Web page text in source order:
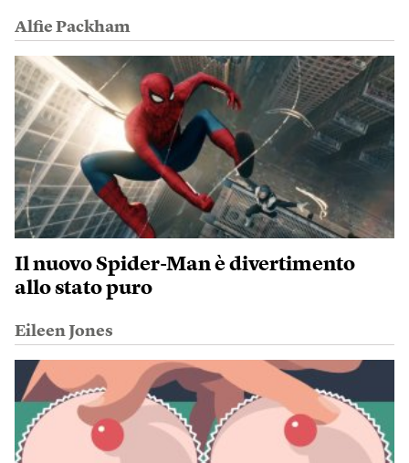
Alfie Packham
Il nuovo Spider-Man è divertimento
allo stato puro
Eileen Jones